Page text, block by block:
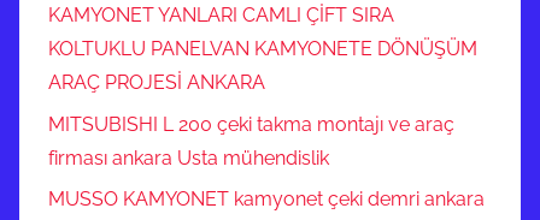
KAMYONET YANLARI CAMLI ÇİFT SIRA
KOLTUKLU PANELVAN KAMYONETE DÖNÜŞÜM
ARAÇ PROJESİ ANKARA
MITSUBISHI L 200 çeki takma montajı ve araç
firması ankara Usta mühendislik
MUSSO KAMYONET kamyonet çeki demri ankara